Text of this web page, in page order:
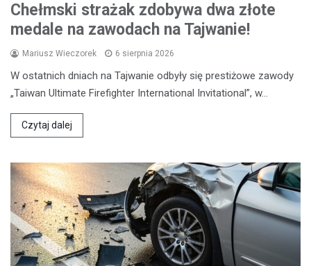
Chełmski strażak zdobywa dwa złote
medale na zawodach na Tajwanie!
Mariusz Wieczorek 6 sierpnia 2026
W ostatnich dniach na Tajwanie odbyły się prestiżowe zawody
„Taiwan Ultimate Firefighter International Invitational”, w…
Czytaj dalej